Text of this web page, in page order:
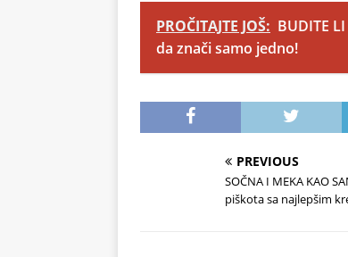
PROČITAJTE JOŠ: BUDITE
da znači samo jedno!
PREVIOUS
SOČNA I MEKA KAO
piškota sa najlepšim